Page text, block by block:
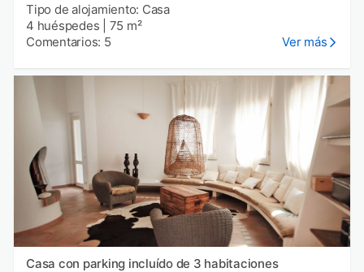
Tipo de alojamiento: Casa
4 huéspedes
75 m²
Comentarios: 5
Ver más
Casa con parking incluído de 3 habitaciones